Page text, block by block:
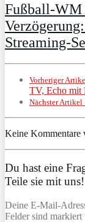
Fußball-WM
Streaming-
Vorheriger
TV, Echo mit
Nächster Artikel
Keine Kommentare
Du hast eine
Teile sie mit uns!
Deine E-Mail-
Felder sind markiert